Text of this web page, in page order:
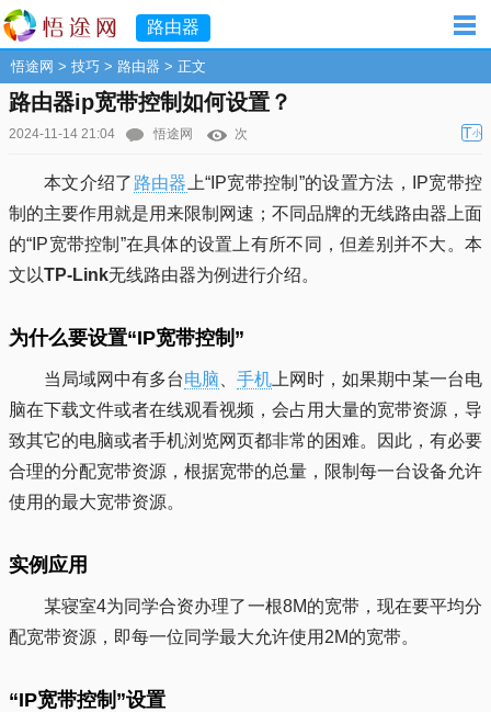
路由器
悟途网 > 技巧 > 路由器 > 正文
路由器ip宽带控制如何设置？
2024-11-14 21:04 悟途网 次 T小
本文介绍了 路由器 上“IP宽带控制”的设置方法，IP宽带控
制的主要作用就是用来限制网速；不同品牌的无线路由器上面
的“IP宽带控制”在具体的设置上有所不同，但差别并不大。本
文以TP-Link无线路由器为例进行介绍。
为什么要设置“IP宽带控制”
当局域网中有多台电脑 手机 上网时，如果期中某一台电
脑在下载文件或者在线观看视频，会占用大量的宽带资源，导
致其它的电脑或者手机浏览网页都非常的困难。因此，有必要
合理的分配宽带资源，根据宽带的总量，限制每一台设备允许
使用的最大宽带资源。
实例应用
某寝室4为同学合资办理了一根8M的宽带，现在要平均分
配宽带资源，即每一位同学最大允许使用2M的宽带。
“IP宽带控制”设置